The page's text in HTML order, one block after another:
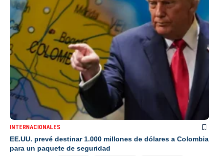
INTERNACIONALES
EE.UU. prevé destinar 1.000 millones de dólares a Colombia
para un paquete de seguridad